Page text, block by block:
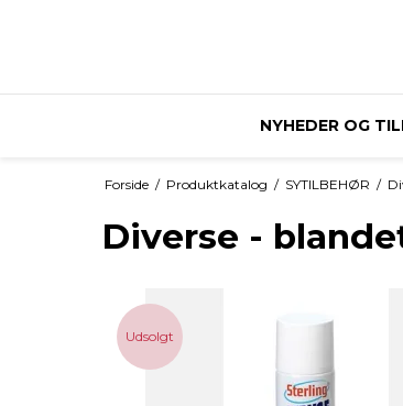
NYHEDER OG
Forside / Produktkatalog / SYTILBEHØR /
Diverse -
Udsolgt